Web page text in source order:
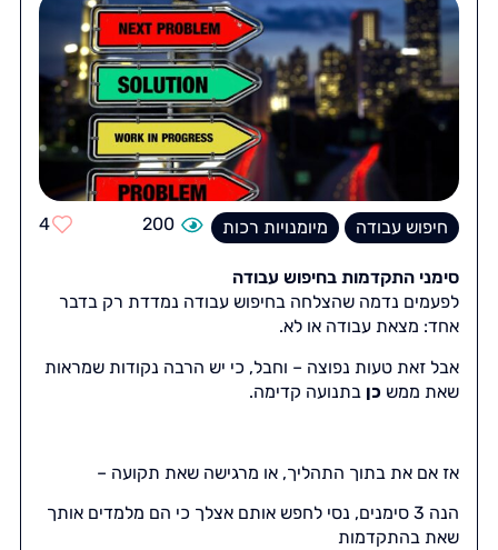
חיפוש עבודה מיומנויות רכות 200
4
סימני התקדמות בחיפוש עבודה
לפעמים נדמה שהצלחה בחיפוש עבודה נמדדת רק בדבר
אחד: מצאת עבודה או לא.
אבל זאת טעות נפוצה – וחבל, כי יש הרבה נקודות שמראות
שאת ממשכן בתנועה קדימה.
אז אם את בתוך התהליך, או מרגישה שאת תקועה –
הנה 3 סימנים, נסי לחפש אותם אצלך כי הם מלמדים אותך
שאת בהתקדמות